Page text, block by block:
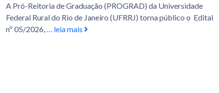
A Pró-Reitoria de Graduação (PROGRAD) da Universidade
Federal Rural do Rio de Janeiro (UFRRJ) torna público o Edital
nº 05/2026,
… leia mais